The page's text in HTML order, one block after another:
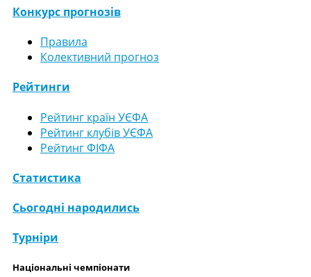
Конкурс прогнозів
Правила
Колективний прогноз
Рейтинги
Рейтинг країн УЄФА
Рейтинг клубів УЄФА
Рейтинг ФІФА
Статистика
Сьогодні народились
Турніри
Національні чемпіонати